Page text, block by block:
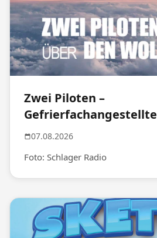
Zwei Piloten –
Gefrierfachangestellte
07.08.2026
Foto: Schlager Radio